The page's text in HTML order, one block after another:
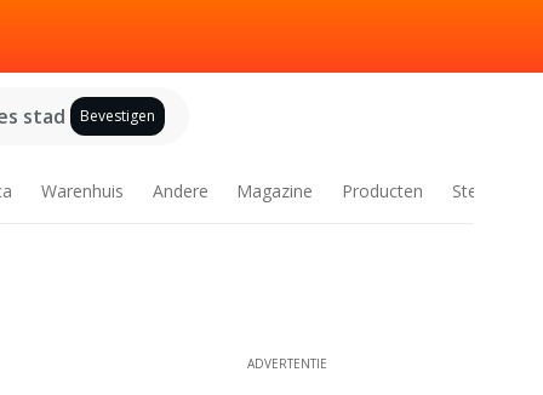
stad Bevestigen
Warenhuis Andere Magazine Producten Steden
ADVERTENTIE